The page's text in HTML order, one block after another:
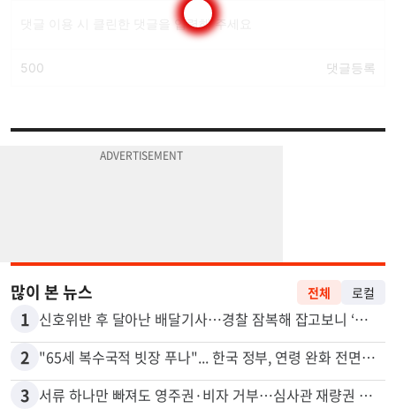
1 신호위반 후 달아난 배달기사…경찰 잠복해 잡고보니 ‘반전’
2 "65세 복수국적 빗장 푸나"... 한국 정부, 연령 완화 전면 추진